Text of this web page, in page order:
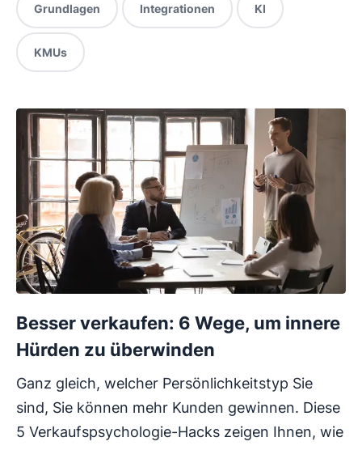
Grundlagen Integrationen KI
KMUs
Besser verkaufen: 6 Wege, um innere
Hürden zu überwinden
Ganz gleich, welcher Persönlichkeitstyp Sie
sind, Sie können mehr Kunden gewinnen. Diese
5 Verkaufspsychologie-Hacks zeigen Ihnen, wie